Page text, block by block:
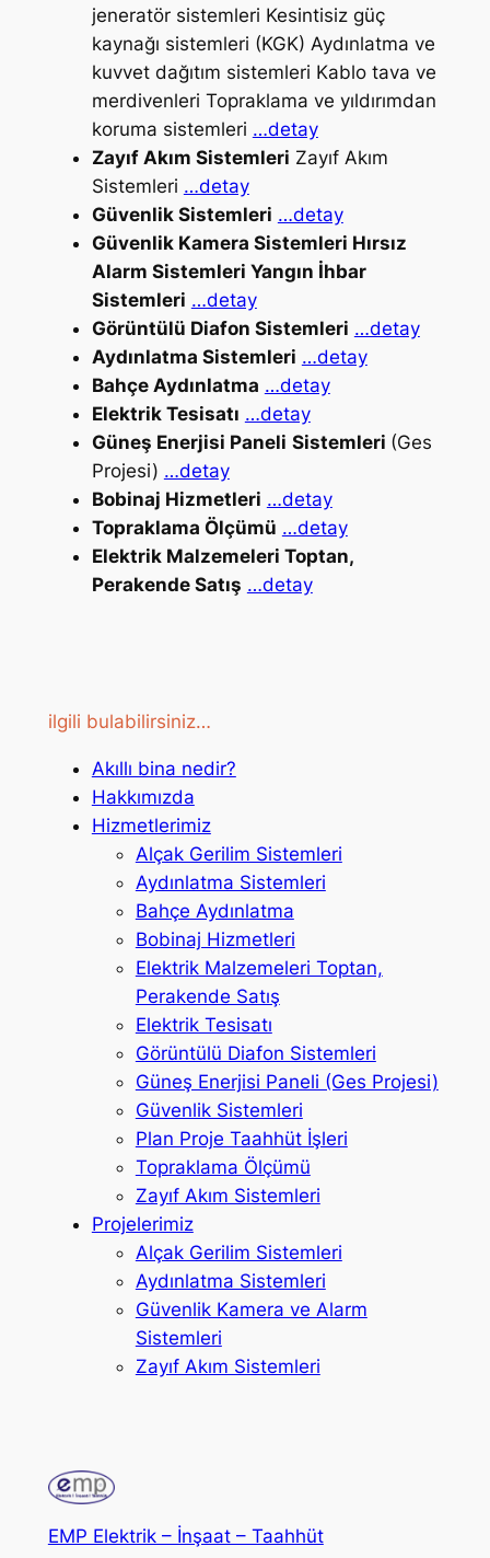
jeneratör sistemleri Kesintisiz güç
kaynağı sistemleri (KGK) Aydınlatma ve
kuvvet dağıtım sistemleri Kablo tava ve
merdivenleri Topraklama ve yıldırımdan
koruma sistemleri …detay
Zayıf Akım Sistemleri Zayıf Akım
Sistemleri …detay
Güvenlik Sistemleri …detay
Güvenlik Kamera Sistemleri Hırsız
Alarm Sistemleri Yangın İhbar
Sistemleri …detay
Görüntülü Diafon Sistemleri …detay
Aydınlatma Sistemleri …detay
Bahçe Aydınlatma …detay
Elektrik Tesisatı …detay
Güneş Enerjisi Paneli Sistemleri (Ges
Projesi) …detay
Bobinaj Hizmetleri …detay
Topraklama Ölçümü …detay
Elektrik Malzemeleri Toptan,
Perakende Satış …detay
ilgili bulabilirsiniz…
Akıllı bina nedir?
Hakkımızda
Hizmetlerimiz
Alçak Gerilim Sistemleri
Aydınlatma Sistemleri
Bahçe Aydınlatma
Bobinaj Hizmetleri
Elektrik Malzemeleri Toptan,
Perakende Satış
Elektrik Tesisatı
Görüntülü Diafon Sistemleri
Güneş Enerjisi Paneli (Ges Projesi)
Güvenlik Sistemleri
Plan Proje Taahhüt İşleri
Topraklama Ölçümü
Zayıf Akım Sistemleri
Projelerimiz
Alçak Gerilim Sistemleri
Aydınlatma Sistemleri
Güvenlik Kamera ve Alarm
Sistemleri
Zayıf Akım Sistemleri
EMP Elektrik – İnşaat – Taahhüt